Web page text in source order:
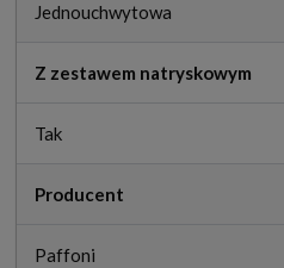
Jednouchwytowa
Z zestawem natryskowym
Tak
Producent
Paffoni